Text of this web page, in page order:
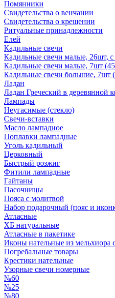
Помянники
Свидетельства о венчании
Свидетельства о крещении
Ритуальные принадлежности
Елей
Кадильные свечи
Кадильные свечи малые, 26шт,
Кадильные свечи малые, 7шт
Кадильные свечи большие, 7шт
Ладан
Ладан Греческий в деревянной
Лампады
Неугасимые (стекло)
Свечи-вставки
Масло лампадное
Поплавки лампадные
Уголь кадильный
Церковный
Быстрый розжиг
Фитили лампадные
Гайтаны
Пасочницы
Пояса с молитвой
Набор подарочный (пояс и
Атласные
ХБ натуральные
Атласные в пакетике
Иконы нательные из мельхиора
Погребальные товары
Крестики нательные
Узорные свечи номерные
№60
№25
№80